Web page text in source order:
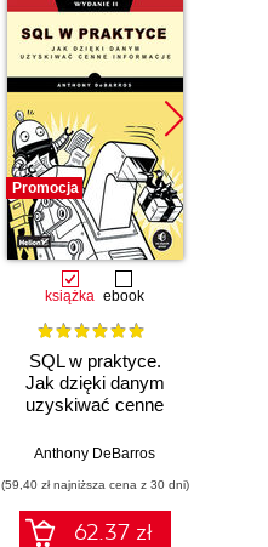
Promocja
książka ebook
SQL w praktyce.
Jak dzięki danym
uzyskiwać cenne
Wydanie II
Anthony DeBarros
(59,40 zł najniższa cena z 30 dni)
62.37 zł